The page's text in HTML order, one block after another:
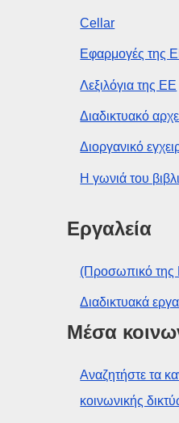
Cellar
Εφαρμογές της
Λεξιλόγια της ΕΕ
Διαδικτυακό
Διοργανικό
Η γωνιά του
Εργαλεία
(Προσωπικό της
Διαδικτυακά
Μέσα
Αναζητήστε τα
κοινωνικής